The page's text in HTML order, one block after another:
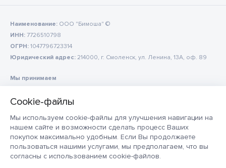
Мы используем cookie-файлы для улучшения навигации на
нашем сайте и возможности сделать процесс Ваших
покупок максимально удобным. Если Вы продолжаете
пользоваться нашими услугами, мы предполагаем, что вы
согласны с использованием cookie-файлов.
Наименование: ООО "Бимоша" ©
ИНН: 7726510798
ОГРН: 1047796723314
Юридический адрес: 214000, г. Смоленск, ул. Ленина, 13А, оф. 89
Мы принимаем